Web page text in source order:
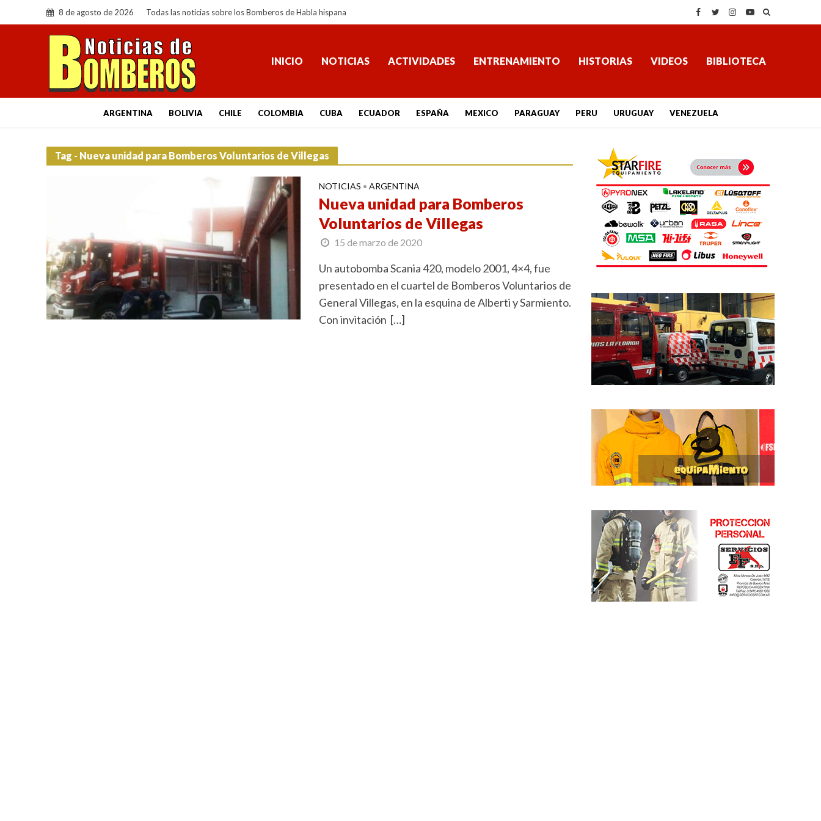
8 de agosto de 2026 Todas las noticias sobre los Bomberos de Habla hispana
INICIO NOTICIAS ACTIVIDADES ENTRENAMIENTO HISTORIAS VIDEOS BIBLIOTECA
ARGENTINA BOLIVIA CHILE COLOMBIA CUBA ECUADOR ESPAÑA MEXICO PARAGUAY PERU URUGUAY VENEZUELA
Tag - Nueva unidad para Bomberos Voluntarios de Villegas
NOTICIAS • ARGENTINA
Nueva unidad para Bomberos
Voluntarios de Villegas
15 de marzo de 2020
Un autobomba Scania 420, modelo 2001, 4×4, fue
presentado en el cuartel de Bomberos Voluntarios de
General Villegas, en la esquina de Alberti y Sarmiento.
Con invitación […]